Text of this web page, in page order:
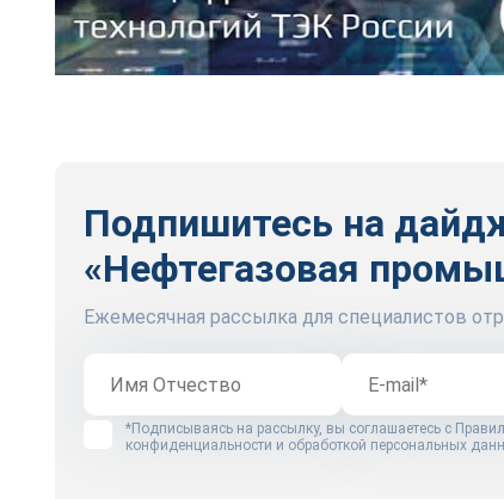
Подпишитесь на
«Нефтегазовая
Ежемесячная рассылка для специалистов
*Подписываясь на рассылку, вы соглашаетесь с
конфиденциальности и обработкой персональных